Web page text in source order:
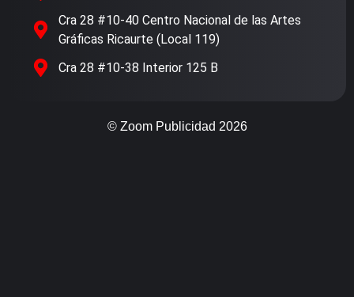
Cra 28 #10-40 Centro Nacional de las Artes
Gráficas Ricaurte (Local 119)
Cra 28 #10-38 Interior 125 B
© Zoom Publicidad 2026